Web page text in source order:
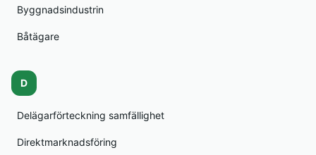
Byggnadsindustrin
Båtägare
D
Delägarförteckning samfällighet
Direktmarknadsföring